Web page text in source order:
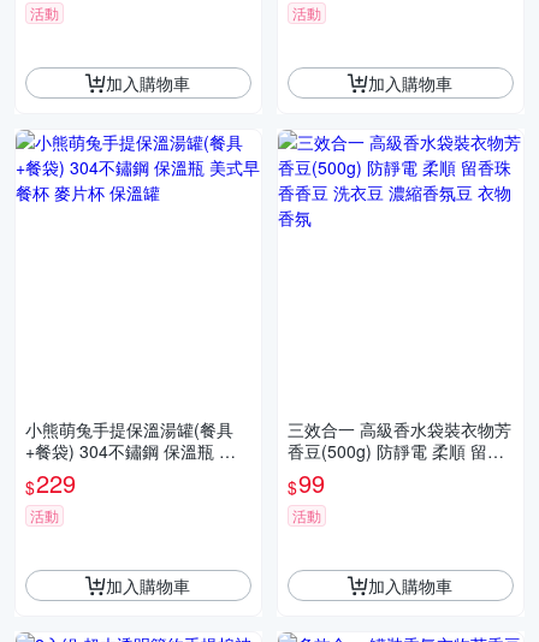
活動
加入購物車
活動
加入購物車
小熊萌兔手提保溫湯罐(餐具
+餐袋) 304不鏽鋼 保溫瓶 美
式早餐杯 麥片杯 保溫罐
$229
活動
加入購物車
三效合一 高級香水袋裝衣物芳
香豆(500g) 防靜電 柔順 留香
珠 香香豆 洗衣豆 濃縮香氛豆
衣物香氛
$99
活動
加入購物車